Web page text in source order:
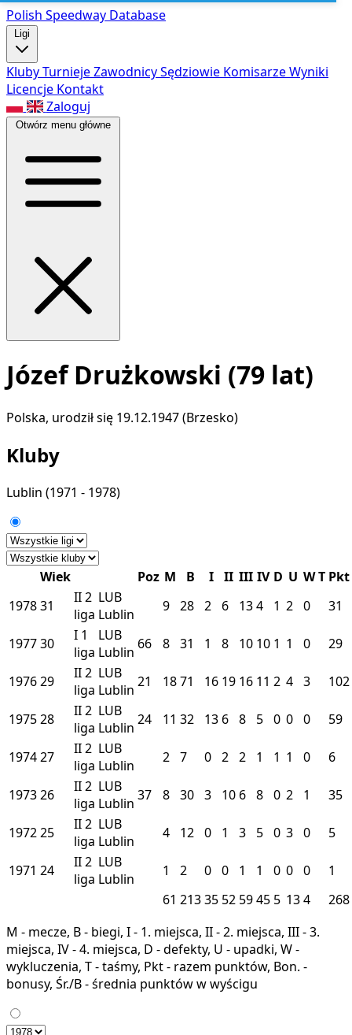
Polish Speedway Database
Ligi
KlubyTurniejeZawodnicySędziowie KomisarzeWyniki
Licencje Kontakt
Zaloguj
Otwórz menu główne
Józef Drużkowski (79 lat)
Polska, urodził się 19.12.1947 (Brzesko)
Kluby
Lublin (1971 - 1978)
Wiek Poz M B I II III IV D U WT Pkt
197831 II2
liga
LUB
Lublin
9 28 2 6 134 1 2 0 31
197730 I 1
liga
LUB
Lublin 66 8 31 1 8 10 10 1 1 0 29
197629 II2
liga
LUB
Lublin 21 1871 16 19 16 11 2 4 3 102
197528 II2
liga
LUB
Lublin 24 11 32 13 6 8 5 0 0 0 59
197427 II2
liga
LUB
Lublin
2 7 0 2 2 1 1 1 0 6
197326 II2
liga
LUB
Lublin 37 8 30 3 10 6 8 0 2 1 35
197225 II2
liga
LUB
Lublin
4 12 0 1 3 5 0 3 0 5
1971 24 II2
liga
LUB
Lublin
1 2 0 0 1 1 0 0 0
1
61 21335 52 5945 5 134
268
M - mecze, B - biegi, I - 1. miejsca, II - 2. miejsca, III - 3.
miejsca, IV - 4. miejsca, D - defekty, U - upadki, W -
wykluczenia, T - taśmy, Pkt - razem punktów, Bon. -
bonusy, Śr./B - średnia punktów w wyścigu